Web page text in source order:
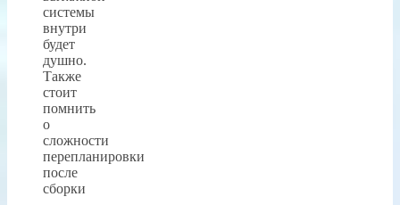
системы
внутри
будет
душно.
Также
стоит
помнить
о
сложности
перепланировки
после
сборки